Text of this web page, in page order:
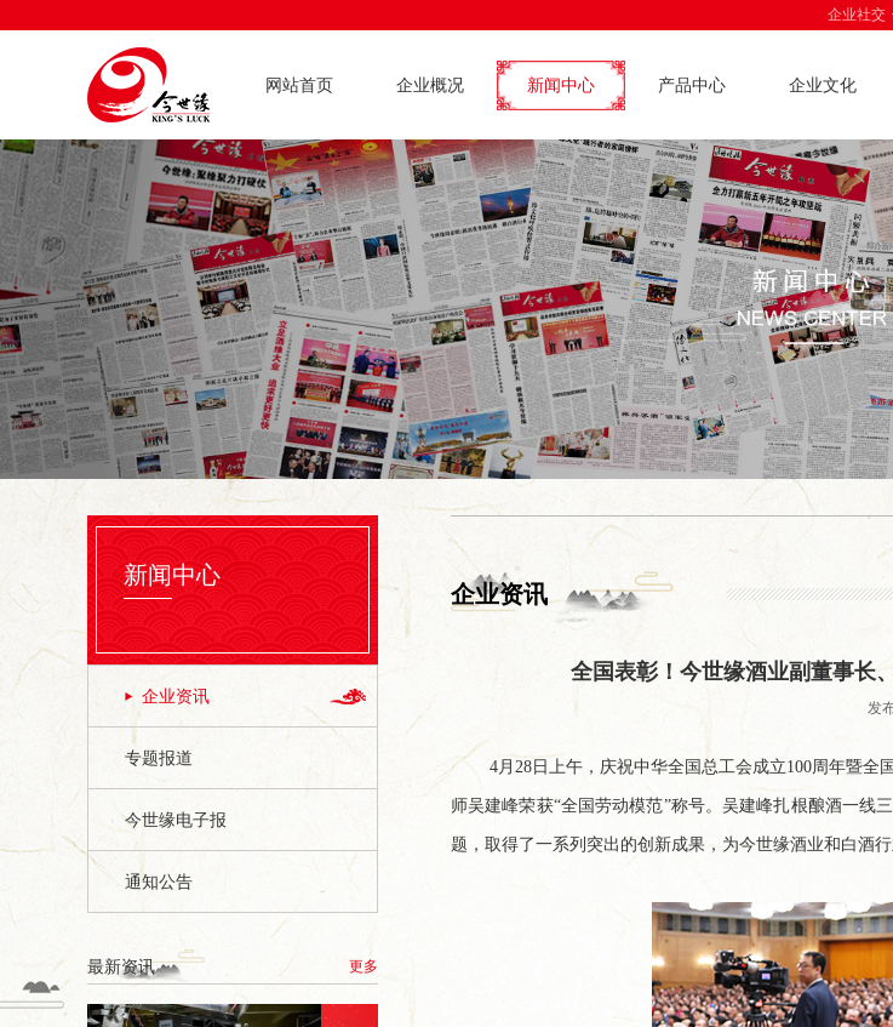
企业社交
网站首页 企业概况 新闻中心 产品中心 企业文化
新闻中心
企业资讯
专题报道
今世缘电子报
通知公告
最新资讯 更多
企业资讯
全国表彰！今世缘酒业副董事长
发
4月28日上午，庆祝中华全国总工会成立100周年暨
师吴建峰荣获“全国劳动模范”称号。吴建峰扎根酿酒一线
题，取得了一系列突出的创新成果，为今世缘酒业和白酒